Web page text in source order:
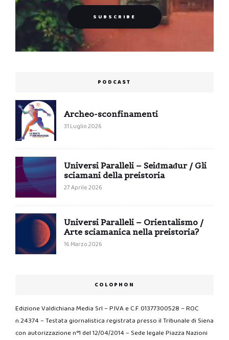
PODCAST
Archeo-sconfinamenti
31 Luglio 2026
Universi Paralleli – Seiđmađur / Gli
sciamani della preistoria
27 Aprile 2026
Universi Paralleli – Orientalismo /
Arte sciamanica nella preistoria?
16 Marzo 2026
COLOPHON
Edizione Valdichiana Media Srl – P.IVA e C.F. 01377300528 – ROC
n.24374 – Testata giornalistica registrata presso il Tribunale di Siena
con autorizzazione n°1 del 12/04/2014 – Sede legale Piazza Nazioni